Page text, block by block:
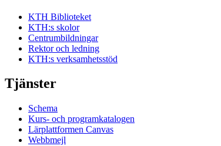
KTH Biblioteket
KTH:s skolor
Centrumbildningar
Rektor och ledning
KTH:s verksamhetsstöd
Tjänster
Schema
Kurs- och programkatalogen
Lärplattformen Canvas
Webbmejl